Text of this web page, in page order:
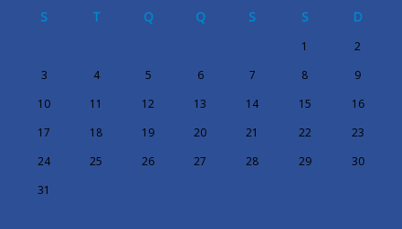
S T Q Q S S D
1
2
3
4 5 6 7 8
9
10
11 12 13 14 15
16
17
18 19 20 21 22
23
24
25 26 27 28 29
30
31